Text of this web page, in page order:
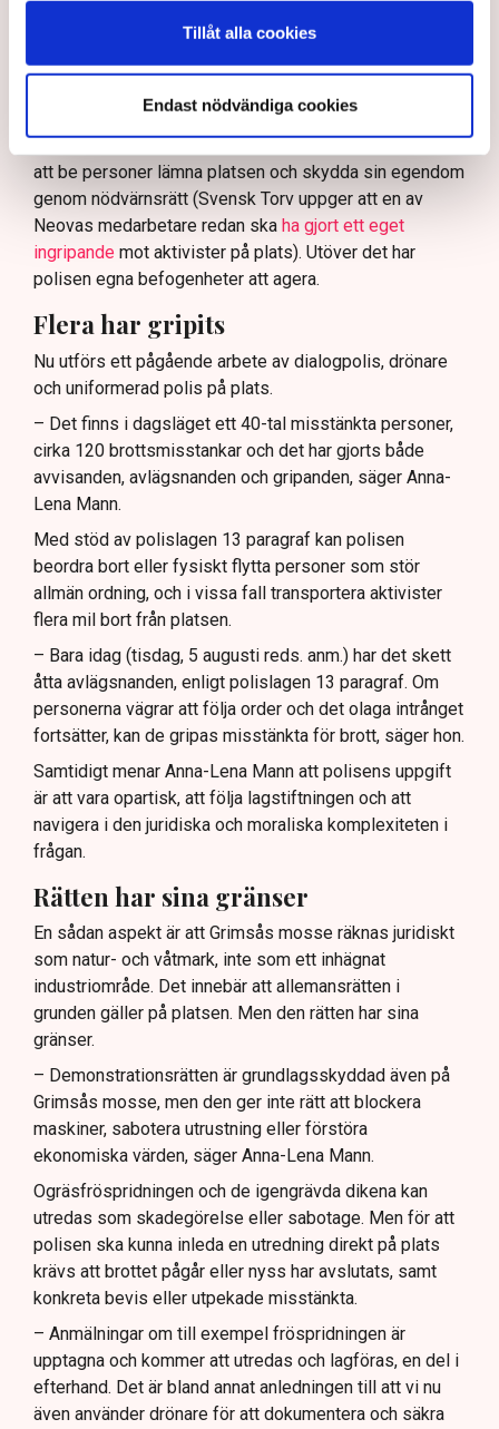
Tillåt alla cookies
Endast nödvändiga cookies
och näringsverksamhet mot den typen av störningar.
kommunikationsavdelningen i region Väst, har
verksamhetsutövaren, eller dennes ordningsvakter, rätt
att be personer lämna platsen och skydda sin egendom
genom nödvärnsrätt (Svensk Torv uppger att en av
Neovas medarbetare redan ska ha gjort ett eget
ingripande mot aktivister på plats). Utöver det har
polisen egna befogenheter att agera.
Flera har gripits
Nu utförs ett pågående arbete av dialogpolis, drönare
och uniformerad polis på plats.
– Det finns i dagsläget ett 40-tal misstänkta personer,
cirka 120 brottsmisstankar och det har gjorts både
avvisanden, avlägsnanden och gripanden, säger Anna-
Lena Mann.
Med stöd av polislagen 13 paragraf kan polisen
beordra bort eller fysiskt flytta personer som stör
allmän ordning, och i vissa fall transportera aktivister
flera mil bort från platsen.
– Bara idag (tisdag, 5 augusti reds. anm.) har det skett
åtta avlägsnanden, enligt polislagen 13 paragraf. Om
personerna vägrar att följa order och det olaga intrånget
fortsätter, kan de gripas misstänkta för brott, säger hon.
Samtidigt menar Anna-Lena Mann att polisens uppgift
är att vara opartisk, att följa lagstiftningen och att
navigera i den juridiska och moraliska komplexiteten i
frågan.
Rätten har sina gränser
En sådan aspekt är att Grimsås mosse räknas juridiskt
som natur- och våtmark, inte som ett inhägnat
industriområde. Det innebär att allemansrätten i
grunden gäller på platsen. Men den rätten har sina
gränser.
– Demonstrationsrätten är grundlagsskyddad även på
Grimsås mosse, men den ger inte rätt att blockera
maskiner, sabotera utrustning eller förstöra
ekonomiska värden, säger Anna-Lena Mann.
Ogräsfröspridningen och de igengrävda dikena kan
utredas som skadegörelse eller sabotage. Men för att
polisen ska kunna inleda en utredning direkt på plats
krävs att brottet pågår eller nyss har avslutats, samt
konkreta bevis eller utpekade misstänkta.
– Anmälningar om till exempel fröspridningen är
upptagna och kommer att utredas och lagföras, en del i
efterhand. Det är bland annat anledningen till att vi nu
även använder drönare för att dokumentera och säkra